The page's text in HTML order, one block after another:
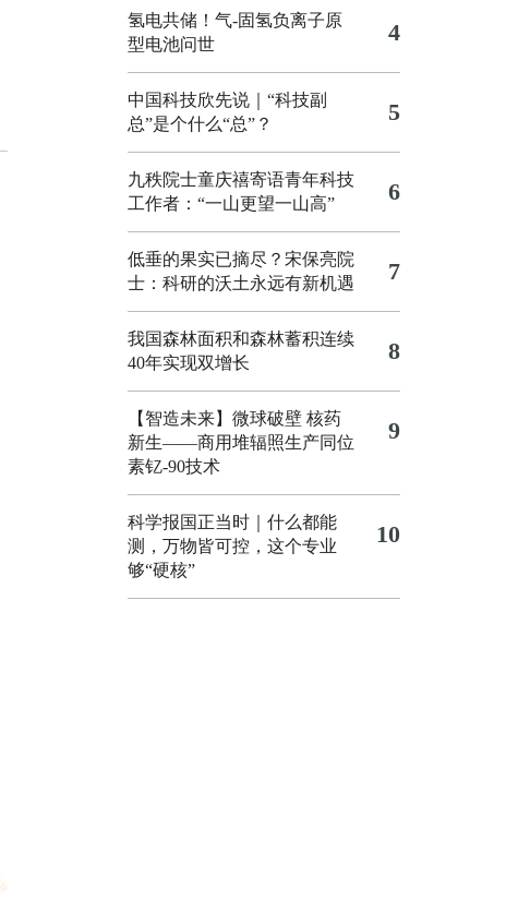
氢电共储！气-固氢负离子原
型电池问世
4
中国科技欣先说｜“科技副
总”是个什么“总”？
5
九秩院士童庆禧寄语青年科技
工作者：“一山更望一山高”
6
低垂的果实已摘尽？宋保亮院
士：科研的沃土永远有新机遇
7
我国森林面积和森林蓄积连续
40年实现双增长
8
【智造未来】微球破壁 核药
新生——商用堆辐照生产同位
素钇-90技术
9
科学报国正当时｜什么都能
测，万物皆可控，这个专业
够“硬核”
10